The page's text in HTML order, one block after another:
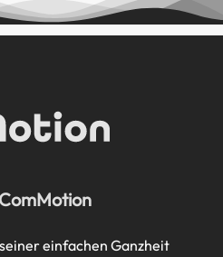
einfachen Ganzheit